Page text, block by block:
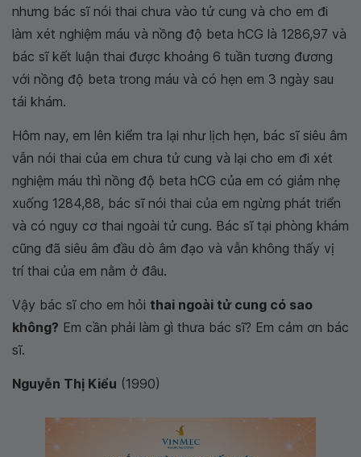
nhưng bác sĩ nói thai chưa vào tử cung và cho em đi
làm xét nghiệm máu và nồng độ beta hCG là 1286,97 và
bác sĩ kết luận thai được khoảng 6 tuần tương đương
với nồng độ beta trong máu và có hẹn em 3 ngày sau
tái khám.
Hôm nay, em lên kiểm tra lại như lịch hẹn, bác sĩ siêu âm
vẫn nói thai của em chưa tử cung và lại cho em đi xét
nghiệm máu thì nồng độ beta hCG của em có giảm nhẹ
xuống 1284,88, bác sĩ nói thai của em ngừng phát triển
và có nguy cơ thai ngoài tử cung. Bác sĩ tại phòng khám
cũng đã siêu âm đầu dò âm đạo và vẫn không thấy vị
trí thai của em nằm ở đâu.
Vậy bác sĩ cho em hỏi thai ngoài tử cung có sao
không? Em cần phải làm gì thưa bác sĩ? Em cảm ơn bác
sĩ.
Nguyễn Thị Kiểu (1990)